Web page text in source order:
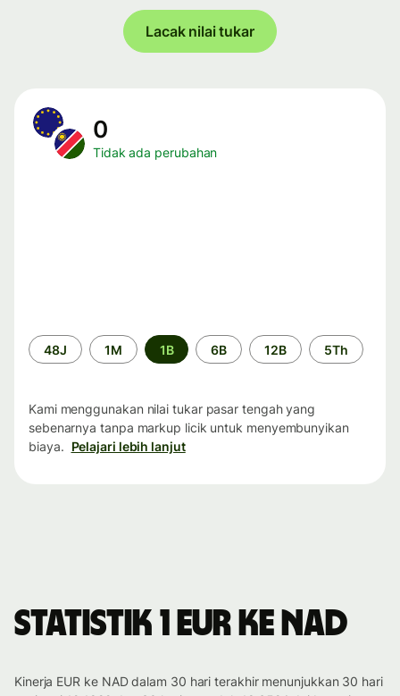
Lacak nilai tukar
0
Tidak ada perubahan
Periode
waktu
48J 1M 1B 6B 12B 5Th
Kami menggunakan nilai tukar pasar tengah yang
sebenarnya tanpa markup licik untuk menyembunyikan
biaya. Pelajari lebih lanjut
Statistik 1 EUR ke NAD
Kinerja EUR ke NAD dalam 30 hari terakhir menunjukkan 30 hari